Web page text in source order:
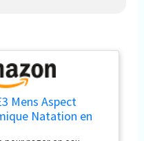
Mens Aspect
Natation en